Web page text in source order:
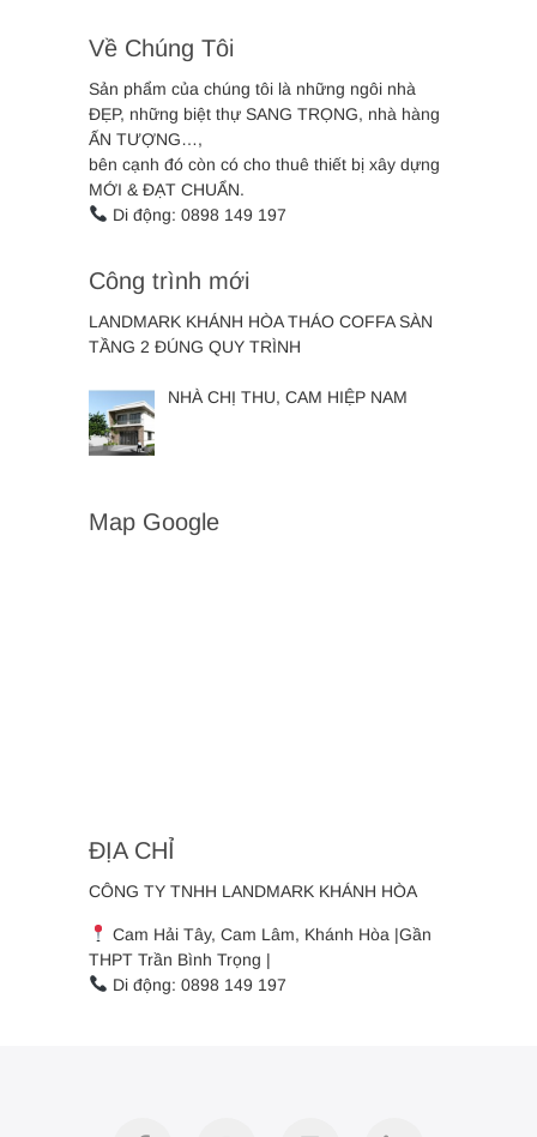
Về Chúng Tôi
Sản phẩm của chúng tôi là những ngôi nhà
ĐẸP, những biệt thự SANG TRỌNG, nhà hàng
ẤN TƯỢNG…,
bên cạnh đó còn có cho thuê thiết bị xây dựng
MỚI & ĐẠT CHUẨN.
Di động: 0898 149 197
Công trình mới
LANDMARK KHÁNH HÒA THÁO COFFA SÀN
TẦNG 2 ĐÚNG QUY TRÌNH
NHÀ CHỊ THU, CAM HIỆP NAM
Map Google
ĐỊA CHỈ
CÔNG TY TNHH LANDMARK KHÁNH HÒA
Cam Hải Tây, Cam Lâm, Khánh Hòa |Gần
THPT Trần Bình Trọng |
Di động: 0898 149 197